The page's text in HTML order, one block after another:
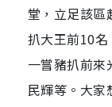
堂，立足該
扒大王前10
一嘗豬扒前來
民輝等。大家